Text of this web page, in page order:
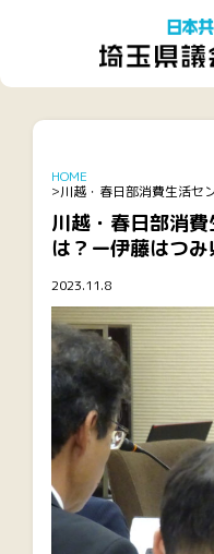
HOME
川越・春日部消費生活セ
川越・春日部消
は？ー伊藤はつ
2023.11.8